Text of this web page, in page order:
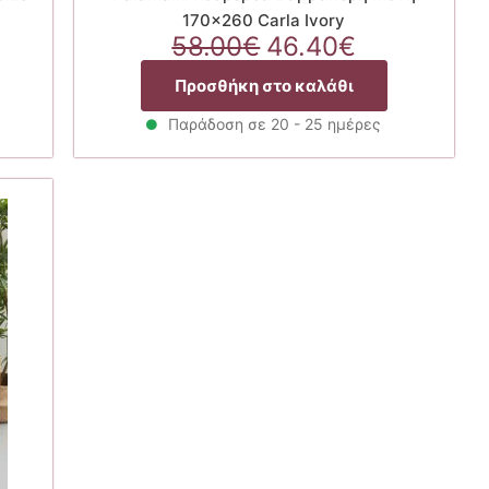
170×260 Carla Ivory
58.00€ Original
price
was:
58.00€.
46.40€
τρέχουσα
είναι:
46.40€.
Προσθήκη στο καλάθι
Παράδοση σε 20 - 25 ημέρες